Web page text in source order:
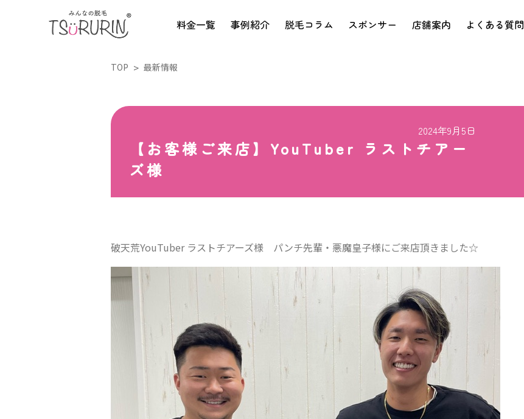
料金一覧 事例紹介 脱毛コラム スポンサー 店舗案内 よくある質問
TOP 最新情報
2024年9月5日
【お客様ご来店】YouTuber ラストチアー
ズ様
破天荒YouTuber ラストチアーズ様 パンチ先輩・悪魔皇子様にご来店頂きました☆